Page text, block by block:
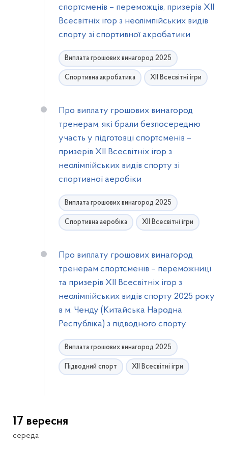
спортсменів – переможців, призерів ХІІ
Всесвітніх ігор з неолімпійських видів
спорту зі спортивної акробатики
Виплата грошових винагород 2025
Спортивна акробатика ХІІ Всесвітні ігри
Про виплату грошових винагород
тренерам, які брали безпосередню
участь у підготовці спортсменів –
призерів ХІІ Всесвітніх ігор з
неолімпійських видів спорту зі
спортивної аеробіки
Виплата грошових винагород 2025
Спортивна аеробіка ХІІ Всесвітні ігри
Про виплату грошових винагород
тренерам спортсменів – переможниці
та призерів XІI Всесвітніх ігор з
неолімпійських видів спорту 2025 року
в м. Ченду (Китайська Народна
Республіка) з підводного спорту
Виплата грошових винагород 2025
Підводний спорт ХІІ Всесвітні ігри
17 вересня
середа